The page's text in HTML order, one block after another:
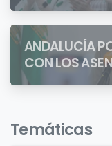
ANDALUCÍA
CON LOS
CHABOLISTAS
Temáticas